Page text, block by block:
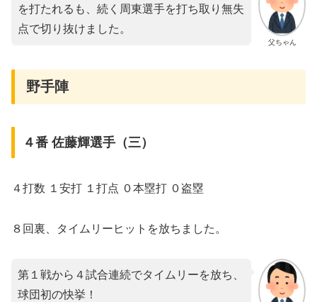
父ちゃん
を打たれるも、続く周東選手を打ち取り無失
点で切り抜けました。
野手陣
４番 佐藤輝選手（三）
４打数 １安打 １打点 ０本塁打 ０盗塁
８回裏、タイムリーヒットを放ちました。
第１戦から４試合連続でタイムリーを放ち、
球団初の快挙！